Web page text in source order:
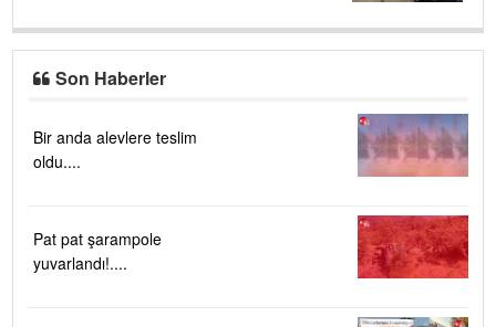
Son Haberler
Bir anda alevlere teslim
oldu....
Pat pat şarampole
yuvarlandı!....